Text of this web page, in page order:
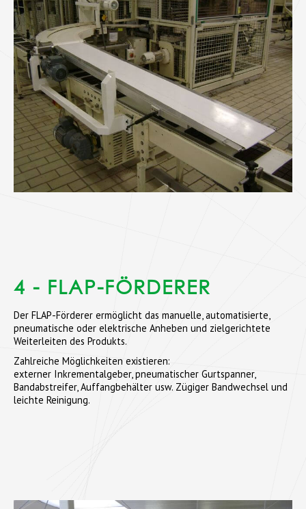
4 - FLAP-FÖRDERER
Der FLAP-Förderer ermöglicht das manuelle, automatisierte,
pneumatische oder elektrische Anheben und zielgerichtete
Weiterleiten des Produkts.
Zahlreiche Möglichkeiten existieren:
externer Inkrementalgeber, pneumatischer Gurtspanner,
Bandabstreifer, Auffangbehälter usw. Zügiger Bandwechsel und
leichte Reinigung.